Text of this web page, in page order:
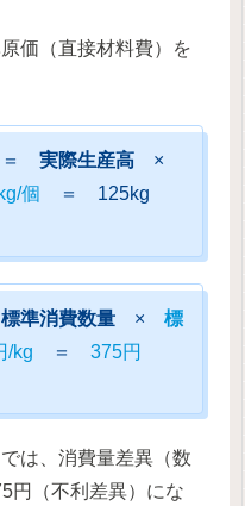
価（直接材料費）を
実際生産高 ×
/個 ＝ 125kg
標準消費数量 ×標
/kg ＝375円
は、消費量差異（数
円（不利差異）にな